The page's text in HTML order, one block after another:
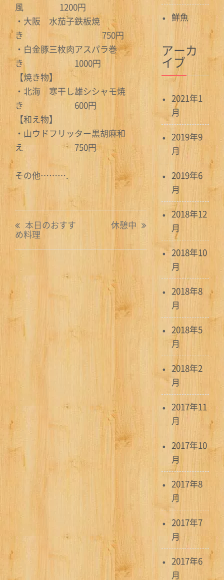
風 1200円
・大阪 水茄子鉄板焼
き 750円
・白金豚三枚肉アスパラ巻
き 1000円
【焼き物】
・北海 寒干し雄シシャモ焼
き 600円
【和え物】
・山ウドフリッター黒胡麻和
え 750円
その他……….
投
稿
ー
シ
本日のおすす
め料理
休憩中
鮮魚
アーカ
イブ
2021年1
月
2019年9
月
2019年6
月
2018年12
月
2018年10
月
2018年8
月
2018年5
月
2018年2
月
2017年11
月
2017年10
月
2017年8
月
2017年7
月
2017年6
月